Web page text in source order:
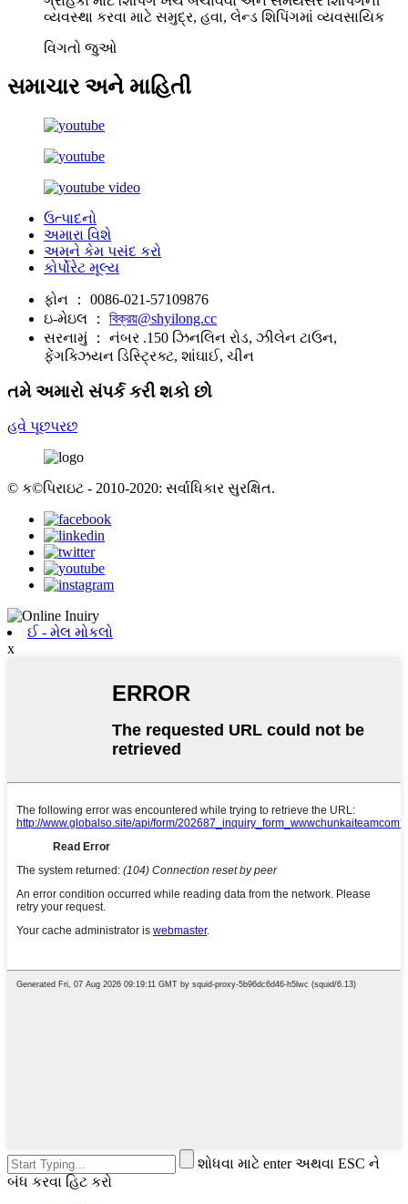
વ્યવસ્થા કરવા માટે સમુદ્ર, હવા, લેન્ડ શિપિંગમાં વ્યવસાયિક
વિગતો જુઓ
સમાચાર અને માહિતી
ઉત્પાદનો
અમારા વિશે
અમને કેમ પસંદ કરો
કોર્પોરેટ મૂલ્ય
ફોન ：
0086-021-57109876
ઇ-મેઇલ ：
বিক্রয়@shyilong.cc
સરનામું ：
નંબર .150 ઝિનલિન રોડ, ઝીલેન ટાઉન,
ફેંગક્ઝિયન ડિસ્ટ્રિક્ટ, શાંઘાઈ, ચીન
તમે અમારો સંપર્ક કરી શકો છો
હવે પૂછપરછ
© ક©પિરાઇટ - 2010-2020: સર્વાધિકાર સુરક્ષિત.
ઈ - મેલ મોકલો
x
શોધવા માટે enter અથવા ESC ને
બંધ કરવા હિટ કરો